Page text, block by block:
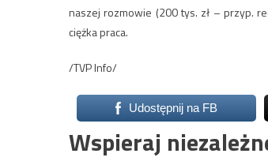
naszej rozmowie (200 tys. zł – przyp.
ciężka praca.
/TVP Info/
Udostępnij na FB
Wspieraj